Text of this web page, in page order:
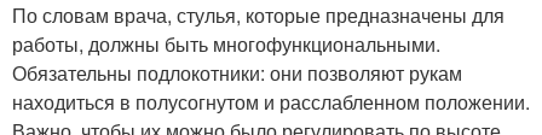
По словам врача, стулья, которые предназначены для
работы, должны быть многофункциональными.
Обязательны подлокотники: они позволяют рукам
находиться в полусогнутом и расслабленном положении.